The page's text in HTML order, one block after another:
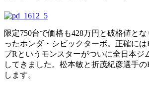
限定750台で価格も428万円と破格値と
ったホンダ・シビックターボ。正確に
プRというモンスターがついに全日本ジ
してきました。松本敏と折茂紀彦選手
します。